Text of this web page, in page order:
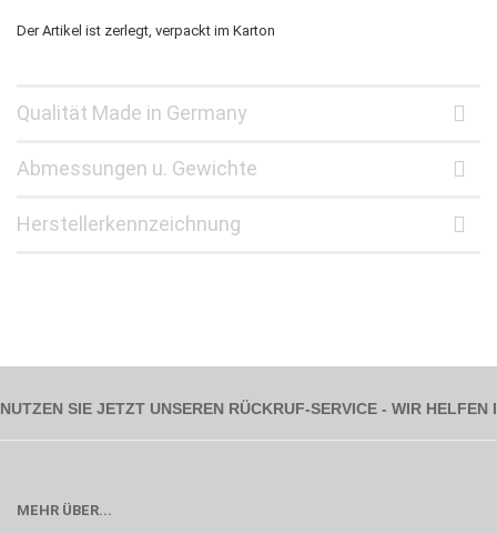
Der Artikel ist zerlegt, verpackt im Karton
Qualität Made in Germany
Abmessungen u. Gewichte
Herstellerkennzeichnung
NUTZEN SIE JETZT UNSEREN RÜCKRUF-SERVICE - WIR
MEHR ÜBER...